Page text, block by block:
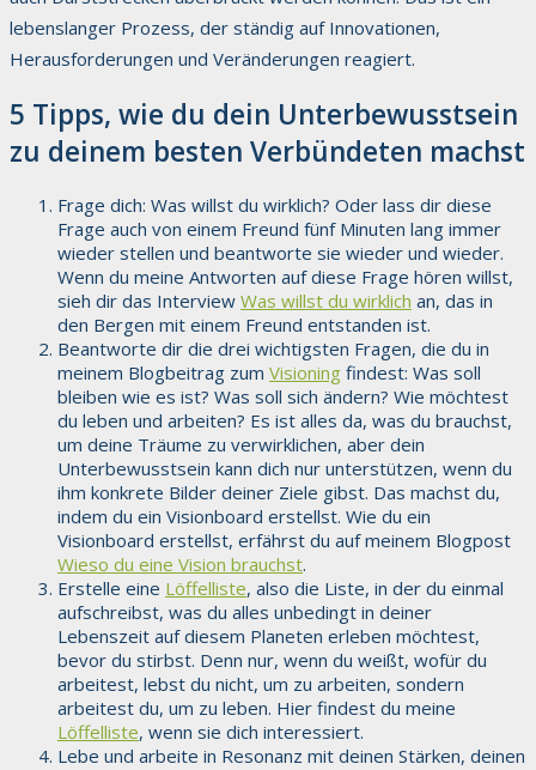
lebenslanger Prozess, der ständig auf Innovationen,
Herausforderungen und Veränderungen reagiert.
5 Tipps, wie du dein Unterbewusstsein
zu deinem besten Verbündeten machst
Frage dich: Was willst du wirklich? Oder lass dir diese
Frage auch von einem Freund fünf Minuten lang immer
wieder stellen und beantworte sie wieder und wieder.
Wenn du meine Antworten auf diese Frage hören willst,
sieh dir das Interview Was willst du wirklich an, das in
den Bergen mit einem Freund entstanden ist.
Beantworte dir die drei wichtigsten Fragen, die du in
meinem Blogbeitrag zum Visioning findest: Was soll
bleiben wie es ist? Was soll sich ändern? Wie möchtest
du leben und arbeiten? Es ist alles da, was du brauchst,
um deine Träume zu verwirklichen, aber dein
Unterbewusstsein kann dich nur unterstützen, wenn du
ihm konkrete Bilder deiner Ziele gibst. Das machst du,
indem du ein Visionboard erstellst. Wie du ein
Visionboard erstellst, erfährst du auf meinem Blogpost
Wieso du eine Vision brauchst.
Erstelle eine Löffelliste, also die Liste, in der du einmal
aufschreibst, was du alles unbedingt in deiner
Lebenszeit auf diesem Planeten erleben möchtest,
bevor du stirbst. Denn nur, wenn du weißt, wofür du
arbeitest, lebst du nicht, um zu arbeiten, sondern
arbeitest du, um zu leben. Hier findest du meine
Löffelliste, wenn sie dich interessiert.
Lebe und arbeite in Resonanz mit deinen Stärken, deinen